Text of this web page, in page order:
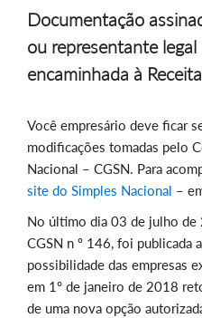
Documentação
ou representante legal
encaminhada à
Você empresário deve ficar
modificações tomadas pelo
Nacional – CGSN. Para
site do Simples Nacional –
No último dia 03 de julho de
CGSN n º 146, foi publicada
possibilidade das empresas
em 1º de janeiro de 2018
de uma nova opção